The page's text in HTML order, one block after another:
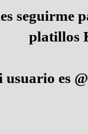
seguirme
platillos
usuario es